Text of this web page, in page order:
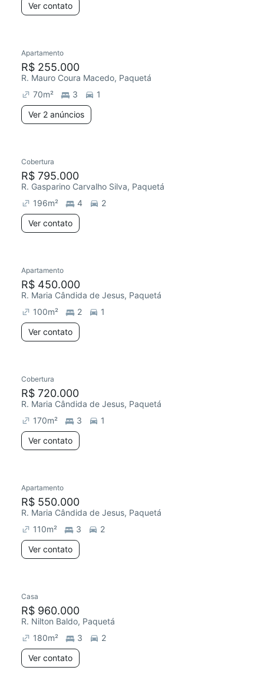
Ver contato
Redecorar
Apartamento
R$ 255.000
R. Mauro Coura Macedo, Paquetá
70m² 3
1
Ver 2 anúncios
Redecorar
Cobertura
R$ 795.000
R. Gasparino Carvalho Silva, Paquetá
196m² 4
2
Ver contato
Apartamento
R$ 450.000
R. Maria Cândida de Jesus, Paquetá
100m² 2
1
Ver contato
Chegou há 3 dias
Cobertura
R$ 720.000
R. Maria Cândida de Jesus, Paquetá
170m² 3
1
Ver contato
Redecorar
Apartamento
R$ 550.000
R. Maria Cândida de Jesus, Paquetá
110m² 3
2
Ver contato
Casa
R$ 960.000
R. Nilton Baldo, Paquetá
180m² 3
2
Ver contato